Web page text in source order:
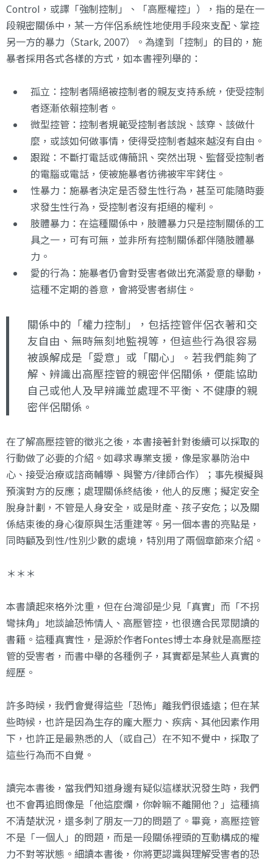
Control，或譯「強制控制」、「高壓權控」），指的是在一
段親密關係中，某一方伴侶系統性地使用手段來支配、掌控
另一方的暴力（Stark, 2007）。為達到「控制」的目的，施
暴者採用各式各樣的方式，如本書裡列舉的：
孤立：控制者隔絕被控制者的親友支持系統，使受控制
者逐漸依賴控制者。
微型控管：控制者規範受控制者該說、該穿、該做什
麼，或該如何做事情，使得受控制者越來越沒有自由。
跟蹤：不斷打電話或傳簡訊、突然出現、監督受控制者
的電腦或電話，使被施暴者彷彿被牢牢銬住。
性暴力：施暴者決定是否發生性行為，甚至可能隨時要
求發生性行為，受控制者沒有拒絕的權利。
肢體暴力：在這種關係中，肢體暴力只是控制關係的工
具之一，可有可無，並非所有控制關係都伴隨肢體暴
力。
愛的行為：施暴者仍會對受害者做出充滿愛意的舉動，
這種不定期的善意，會將受害者綁住。
關係中的「權力控制」，包括控管伴侶衣著和交
友自由、無時無刻地監視等，但這些行為很容易
被誤解成是「愛意」或「關心」。若我們能夠了
解、辨識出高壓控管的親密伴侶關係，便能協助
自己或他人及早辨識並處理不平衡、不健康的親
密伴侶關係。
在了解高壓控管的徵兆之後，本書接著針對後續可以採取的
行動做了必要的介紹。如尋求專業支援，像是家暴防治中
心、接受治療或諮商輔導、與警方/律師合作）；事先模擬與
預演對方的反應；處理關係終結後，他人的反應；擬定安全
脫身計劃，不管是人身安全，或是財產、孩子安危；以及關
係結束後的身心復原與生活重建等。另一個本書的亮點是，
同時顧及到性/性別少數的處境，特別用了兩個章節來介紹。
＊＊＊
本書讀起來格外沈重，但在台灣卻是少見「真實」而「不拐
彎抹角」地談論恐怖情人、高壓管控，也很適合民眾閱讀的
書籍。這種真實性，是源於作者Fontes博士本身就是高壓控
管的受害者，而書中舉的各種例子，其實都是某些人真實的
經歷。
許多時候，我們會覺得這些「恐怖」離我們很遙遠；但在某
些時候，也許是因為生存的龐大壓力、疾病、其他因素作用
下，也許正是最熟悉的人（或自己）在不知不覺中，採取了
這些行為而不自覺。
讀完本書後，當我們知道身邊有疑似這樣狀況發生時，我們
也不會再追問像是「他這麼爛，你幹嘛不離開他？」這種搞
不清楚狀況，還多刺了朋友一刀的問題了。畢竟，高壓控管
不是「一個人」的問題，而是一段關係裡頭的互動構成的權
力不對等狀態。細讀本書後，你將更認識與理解受害者的恐